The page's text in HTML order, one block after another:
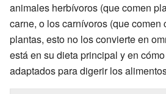
animales herbívoros (que comen
carne, o los carnívoros (que comen
plantas, esto no los convierte en
está en su dieta principal y en
adaptados para digerir los